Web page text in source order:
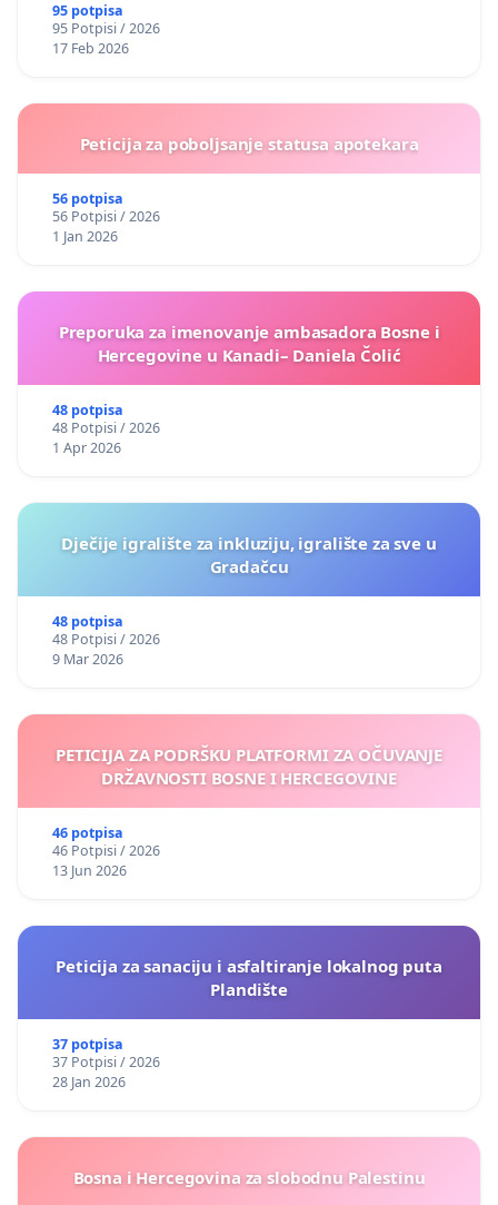
95 potpisa
95 Potpisi / 2026
17 Feb 2026
Peticija za poboljsanje statusa apotekara
56 potpisa
56 Potpisi / 2026
1 Jan 2026
Preporuka za imenovanje ambasadora Bosne i
Hercegovine u Kanadi– Daniela Čolić
48 potpisa
48 Potpisi / 2026
1 Apr 2026
Dječije igralište za inkluziju, igralište za sve u
Gradačcu
48 potpisa
48 Potpisi / 2026
9 Mar 2026
PETICIJA ZA PODRŠKU PLATFORMI ZA OČUVANJE
DRŽAVNOSTI BOSNE I HERCEGOVINE
46 potpisa
46 Potpisi / 2026
13 Jun 2026
Peticija za sanaciju i asfaltiranje lokalnog puta
Plandište
37 potpisa
37 Potpisi / 2026
28 Jan 2026
Bosna i Hercegovina za slobodnu Palestinu